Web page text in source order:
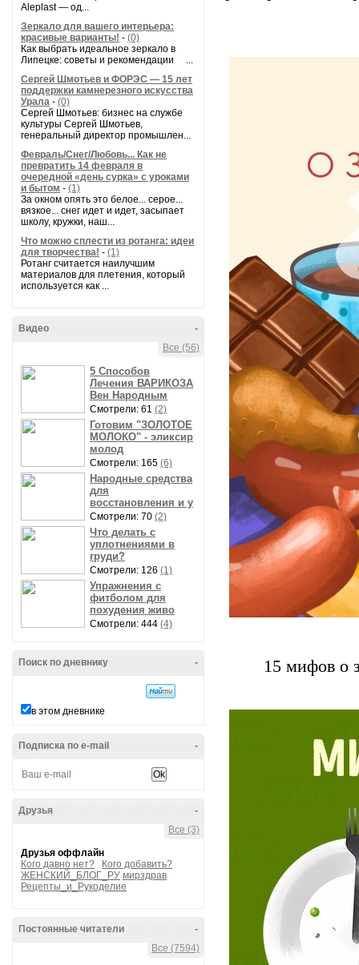
Aleplast — од...
Зеркало для вашего интерьера:
красивые варианты! - (0)
Как выбрать идеальное зеркало в
Липецке: советы и рекомендации ...
Сергей Шмотьев и ФОРЭС — 15 лет
поддержки камнерезного искусства
Урала - (0)
Сергей Шмотьев: бизнес на службе
культуры Сергей Шмотьев,
генеральный директор промышлен...
Февраль/Снег/Любовь... Как не
превратить 14 февраля в
очередной «день сурка» с уроками
и бытом - (1)
За окном опять это белое... серое...
вязкое... снег идет и идет, засыпает
школу, кружки, наш...
Что можно сплести из ротанга: идеи
для творчества! - (1)
Ротанг считается наилучшим
материалов для плетения, который
используется как ...
-
Видео
Все (56)
5 Способов
Лечения ВАРИКОЗА
Вен Народным
Смотрели: 61 (2)
Готовим "ЗОЛОТОЕ
МОЛОКО" - эликсир
молод
Смотрели: 165 (6)
Народные средства
для
восстановления и у
Смотрели: 70 (2)
Что делать с
уплотнениями в
груди?
Смотрели: 126 (1)
Упражнения с
фитболом для
похудения живо
Смотрели: 444 (4)
-
Поиск по дневнику
в этом дневнике
-
Подписка по e-mail
-
Друзья
Все (3)
Друзья оффлайн
Кого давно нет?
Кого добавить?
ЖЕНСКИЙ_БЛОГ_РУ мирздрав
Рецепты_и_Рукоделие
-
Постоянные читатели
Все (7594)
15 мифов о